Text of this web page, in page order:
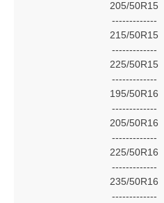
205/50R15
-------------
215/50R15
-------------
225/50R15
-------------
195/50R16
-------------
205/50R16
-------------
225/50R16
-------------
235/50R16
-------------